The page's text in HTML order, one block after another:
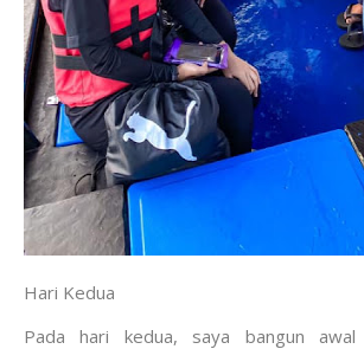
Hari Kedua
Pada hari kedua, saya bangun